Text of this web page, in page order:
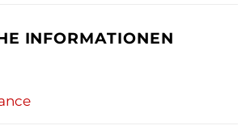
INFORMATIONEN